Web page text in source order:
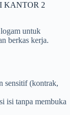
KANTOR 2
untuk
berkas kerja.
sensitif (kontrak,
isi tanpa membuka